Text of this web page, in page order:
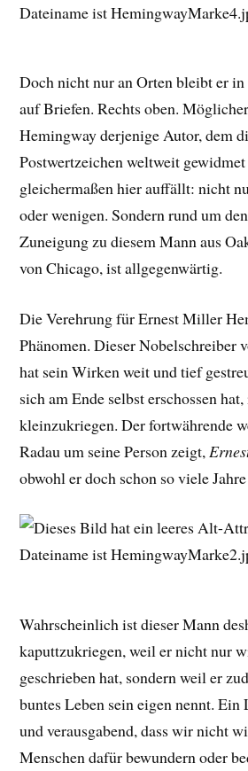
Doch nicht nur an Orten bleibt er
auf Briefen. Rechts oben.
Hemingway derjenige Autor, dem
Postwertzeichen weltweit
gleichermaßen hier auffällt: nicht
oder wenigen. Sondern rund um
Zuneigung zu diesem Mann aus
von Chicago, ist allgegenwärtig.
Die Verehrung für Ernest Miller
Phänomen. Dieser Nobelschreiber
hat sein Wirken weit und tief
sich am Ende selbst erschossen
kleinzukriegen. Der fortwährende
Radau um seine Person zeigt,
obwohl er doch schon so viele
Wahrscheinlich ist dieser Mann
kaputtzukriegen, weil er nicht nur
geschrieben hat, sondern weil er
buntes Leben sein eigen nennt. Ein
und verausgabend, dass wir nicht
Menschen dafür bewundern oder